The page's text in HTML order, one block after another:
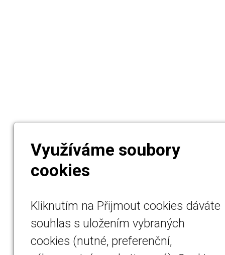
Využíváme soubory
cookies
Kliknutím na Přijmout cookies dáváte
souhlas s uložením vybraných
cookies (nutné, preferenční,